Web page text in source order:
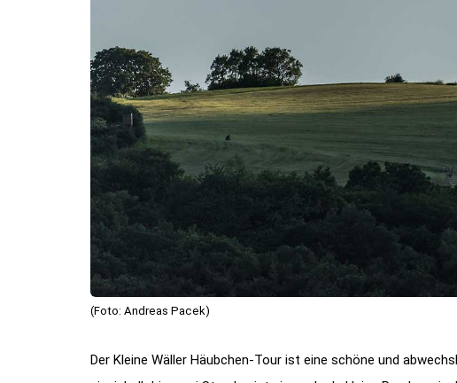
(Foto: Andreas Pacek)
Der Kleine Wäller Häubchen-Tour ist eine schöne und